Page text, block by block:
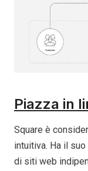
Piazza in
Square è
intuitiva. Ha il
di siti web